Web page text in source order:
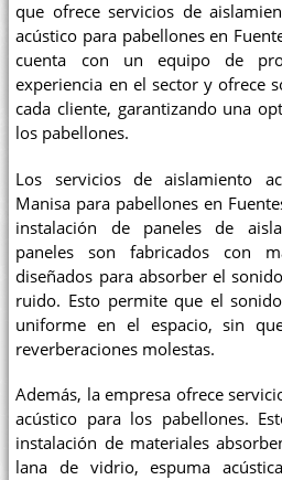
que ofrece servicios de
acústico para pabellones en
cuenta con un equipo de
experiencia en el sector y ofrece
cada cliente, garantizando una
los pabellones.
Los servicios de aislamiento
Manisa para pabellones en
instalación de paneles de
paneles son fabricados con
diseñados para absorber el
ruido. Esto permite que el
uniforme en el espacio, sin
reverberaciones molestas.
Además, la empresa ofrece
acústico para los pabellones.
instalación de materiales
lana de vidrio, espuma